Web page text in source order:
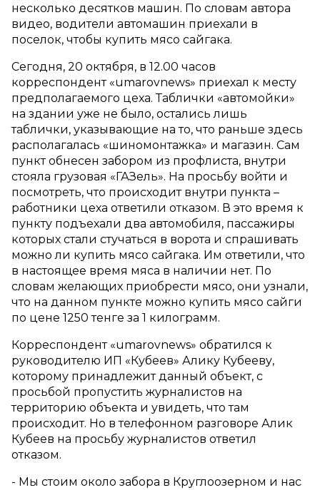
несколько десятков машин. По словам автора
видео, водители автомашин приехали в
поселок, чтобы купить мясо сайгака.
Сегодня, 20 октября, в 12.00 часов
корреспондент «umarovnews» приехал к месту
предполагаемого цеха. Таблички «автомойки»
на здании уже не было, остались лишь
таблички, указывающие на то, что раньше здесь
располагалась «шиномонтажка» и магазин. Сам
пункт обнесен забором из профлиста, внутри
стояла грузовая «ГАЗель». На просьбу войти и
посмотреть, что происходит внутри пункта –
работники цеха ответили отказом. В это время к
пункту подъехали два автомобиля, пассажиры
которых стали стучаться в ворота и спрашивать
можно ли купить мясо сайгака. Им ответили, что
в настоящее время мяса в наличии нет. По
словам желающих приобрести мясо, они узнали,
что на данном пункте можно купить мясо сайги
по цене 1250 тенге за 1 килограмм.
Корреспондент «umarovnews» обратился к
руководителю ИП «Кубеев» Алику Кубееву,
которому принадлежит данный объект, с
просьбой пропустить журналистов на
территорию объекта и увидеть, что там
происходит. Но в телефонном разговоре Алик
Кубеев на просьбу журналистов ответил
отказом.
- Мы стоим около забора в Круглоозерном и нас